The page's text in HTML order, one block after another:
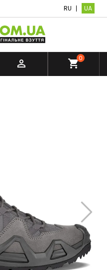
RU UA
 shopping_cart0